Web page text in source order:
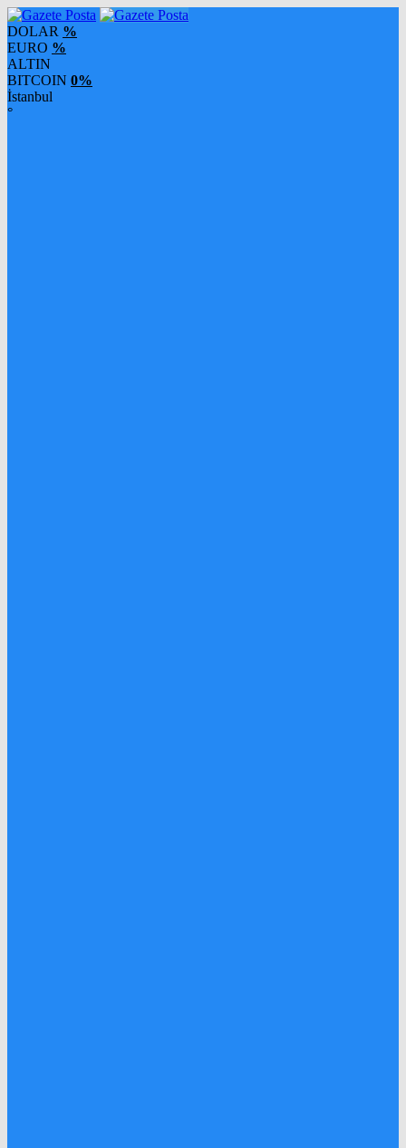
DOLAR %
EURO %
ALTIN
BITCOIN 0%
İstanbul
°